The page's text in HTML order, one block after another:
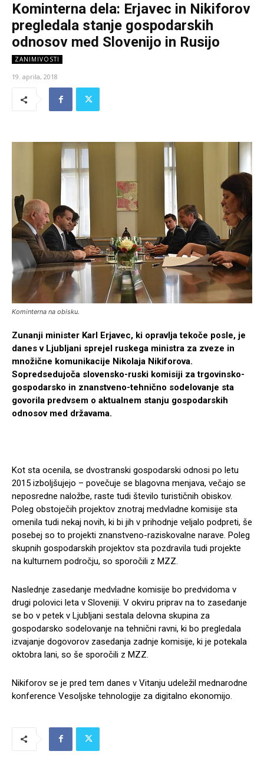
Kominterna dela: Erjavec in Nikiforov
pregledala stanje gospodarskih
odnosov med Slovenijo in Rusijo
ZANIMIVOSTI
19. aprila, 2018
Kominterna na obisku.
Zunanji minister Karl Erjavec, ki opravlja tekoče posle, je
danes v Ljubljani sprejel ruskega ministra za zveze in
množične komunikacije Nikolaja Nikiforova.
Sopredsedujoča slovensko-ruski komisiji za trgovinsko-
gospodarsko in znanstveno-tehnično sodelovanje sta
govorila predvsem o aktualnem stanju gospodarskih
odnosov med državama.
Kot sta ocenila, se dvostranski gospodarski odnosi po letu
2015 izboljšujejo – povečuje se blagovna menjava, večajo se
neposredne naložbe, raste tudi število turističnih obiskov.
Poleg obstoječih projektov znotraj medvladne komisije sta
omenila tudi nekaj novih, ki bi jih v prihodnje veljalo podpreti, še
posebej so to projekti znanstveno-raziskovalne narave. Poleg
skupnih gospodarskih projektov sta pozdravila tudi projekte
na kulturnem področju, so sporočili z MZZ.
Naslednje zasedanje medvladne komisije bo predvidoma v
drugi polovici leta v Sloveniji. V okviru priprav na to zasedanje
se bo v petek v Ljubljani sestala delovna skupina za
gospodarsko sodelovanje na tehnični ravni, ki bo pregledala
izvajanje dogovorov zasedanja zadnje komisije, ki je potekala
oktobra lani, so še sporočili z MZZ.
Nikiforov se je pred tem danes v Vitanju udeležil mednarodne
konference Vesoljske tehnologije za digitalno ekonomijo.